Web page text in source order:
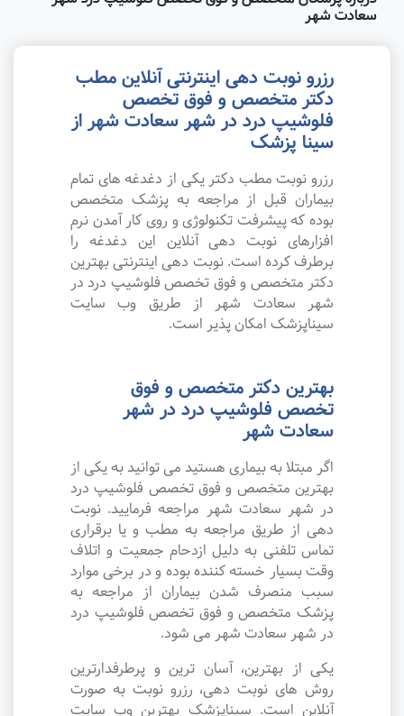
سعادت شهر
رزرو نوبت دهی اینترنتی آنلاین مطب
دکتر متخصص و فوق تخصص
فلوشیپ درد در شهر سعادت شهر از
سینا پزشک
رزرو نوبت مطب دکتر یکی از دغدغه های تمام
بیماران قبل از مراجعه به پزشک متخصص
بوده که پیشرفت تکنولوژی و روی کار آمدن نرم
افزارهای نوبت دهی آنلاین این دغدغه را
برطرف کرده است. نوبت دهی اینترنتی بهترین
دکتر متخصص و فوق تخصص فلوشیپ درد در
شهر سعادت شهر از طریق وب سایت
سیناپزشک امکان پذیر است.
بهترین دکتر متخصص و فوق
تخصص فلوشیپ درد در شهر
سعادت شهر
اگر مبتلا به بیماری هستید می توانید به یکی از
بهترین متخصص و فوق تخصص فلوشیپ درد
در شهر سعادت شهر مراجعه فرمایید. نوبت
دهی از طریق مراجعه به مطب و یا برقراری
تماس تلفنی به دلیل ازدحام جمعیت و اتلاف
وقت بسیار خسته کننده بوده و در برخی موارد
سبب منصرف شدن بیماران از مراجعه به
پزشک متخصص و فوق تخصص فلوشیپ درد
در شهر سعادت شهر می شود.
یکی از بهترین، آسان ترین و پرطرفدارترین
روش های نوبت دهی، رزرو نوبت به صورت
آنلاین است. سیناپزشک بهترین وب سایت